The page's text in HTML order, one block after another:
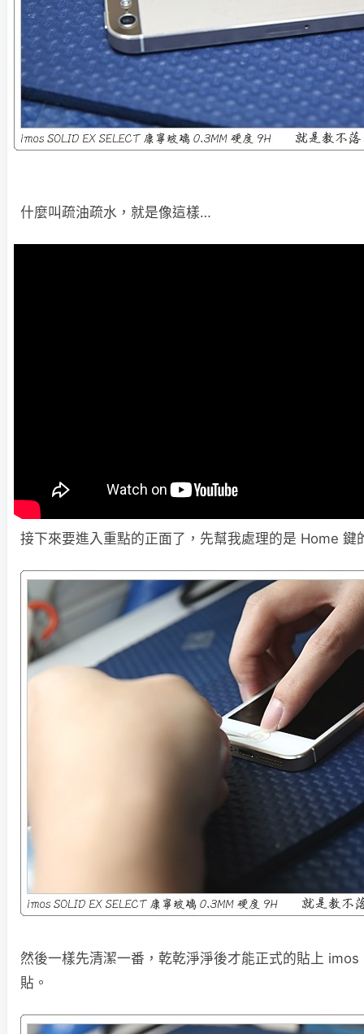
什麼叫疏油疏水，就是像這樣…
接下來要進入重點的正面了，先幫我處理的是 Home 鍵
然後一樣先清潔一番，乾乾淨淨後才能正式的貼上
貼。